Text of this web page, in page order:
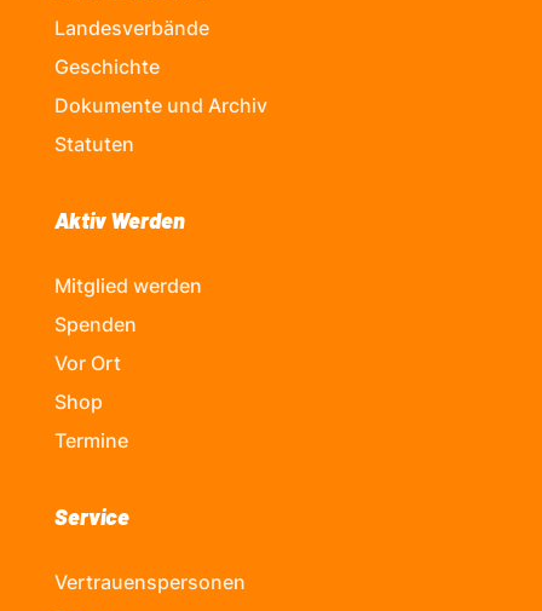
Landesverbände
Geschichte
Dokumente und Archiv
Statuten
Aktiv Werden
Mitglied werden
Spenden
Vor Ort
Shop
Termine
Service
Vertrauenspersonen